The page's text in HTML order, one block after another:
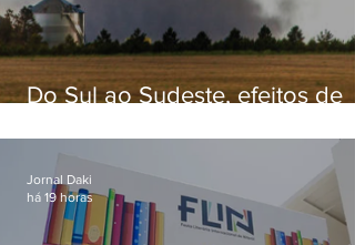
Do Sul ao Sudeste, efeitos de
apreensão na população
Jornal Daki
há 19 horas